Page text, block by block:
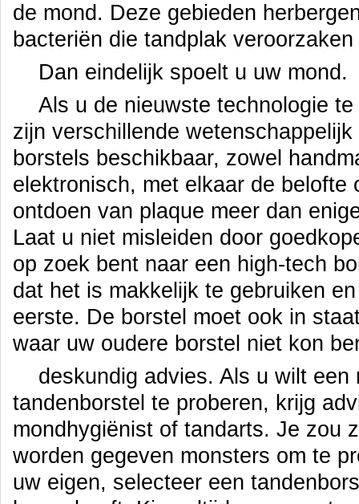
de mond. Deze gebieden
bacteriën die tandplak
Dan eindelijk spoelt u uw mond.
Als u de nieuwste technologie
zijn verschillende
borstels beschikbaar, zowel
elektronisch, met elkaar de belofte
ontdoen van plaque meer dan
Laat u niet misleiden door
op zoek bent naar een high-tech
dat het is makkelijk te gebruiken
eerste. De borstel moet ook in
waar uw oudere borstel niet kon
deskundig advies. Als u wilt een
tandenborstel te proberen, krijg
mondhygiënist of tandarts. Je zou
worden gegeven monsters om te
uw eigen, selecteer een